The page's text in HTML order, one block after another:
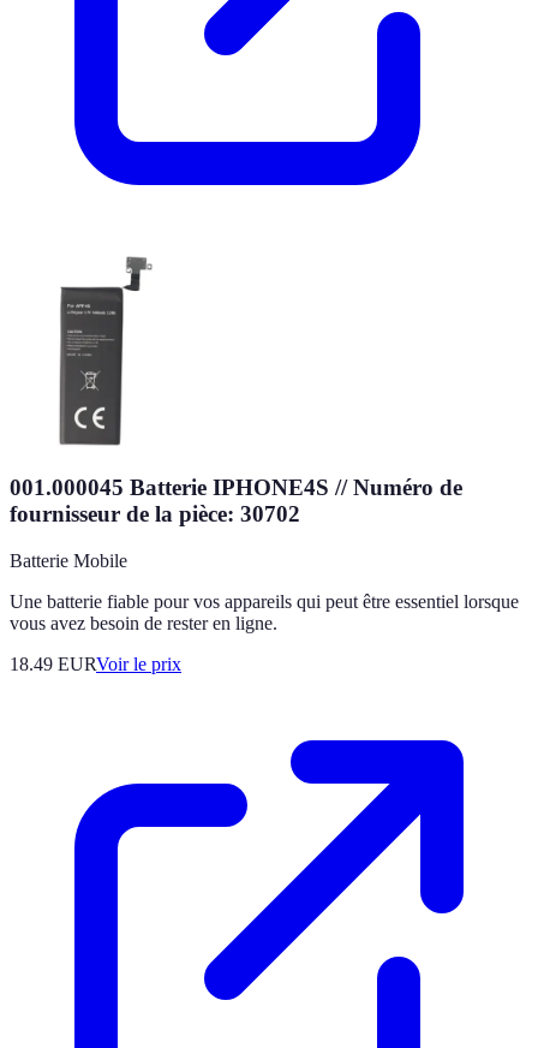
001.000045 Batterie IPHONE4S // Numéro de
fournisseur de la pièce: 30702
Batterie Mobile
Une batterie fiable pour vos appareils qui peut être essentiel lorsque
vous avez besoin de rester en ligne.
18.49 EURVoir le prix